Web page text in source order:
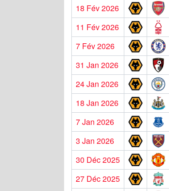
18 Fév 2026
11 Fév 2026
7 Fév 2026
31 Jan 2026
24 Jan 2026
18 Jan 2026
7 Jan 2026
3 Jan 2026
30 Déc 2025
27 Déc 2025